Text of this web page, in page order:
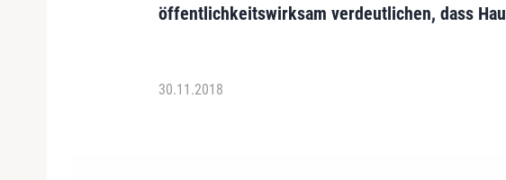
öffentlichkeitswirksam verdeutlichen, dass
30.11.2018